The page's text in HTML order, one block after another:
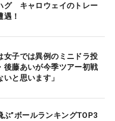
グ キャロウェイのトレー
！
女子では異例のミニドラ投
藤あいが今季ツアー初戦
いと思います」
”ボールランキングTOP3